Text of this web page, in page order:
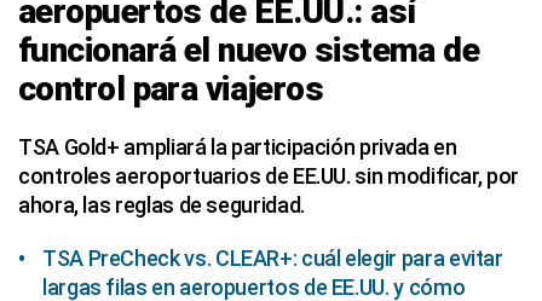
aeropuertos de EE.UU.: así
funcionará el nuevo sistema de
control para viajeros
TSA Gold+ ampliará la participación privada en
controles aeroportuarios de EE.UU. sin modificar, por
ahora, las reglas de seguridad.
TSA PreCheck vs. CLEAR+: cuál elegir para evitar
largas filas en aeropuertos de EE.UU. y cómo